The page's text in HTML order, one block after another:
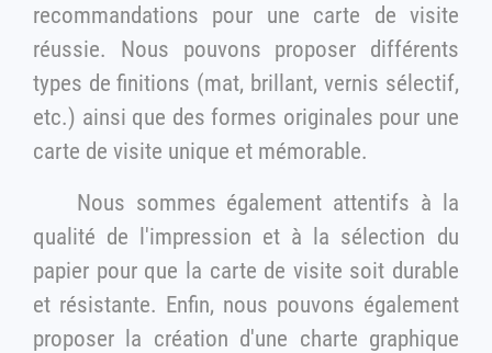
recommandations pour une carte de visite
réussie. Nous pouvons proposer différents
types de finitions (mat, brillant, vernis sélectif,
etc.) ainsi que des formes originales pour une
carte de visite unique et mémorable.
Nous sommes également attentifs à la
qualité de l'impression et à la sélection du
papier pour que la carte de visite soit durable
et résistante. Enfin, nous pouvons également
proposer la création d'une charte graphique